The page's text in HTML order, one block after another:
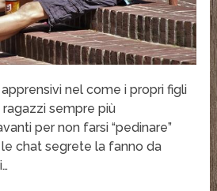
nel come i propri figli
sempre più
per non farsi “pedinare”
chat segrete la fanno da